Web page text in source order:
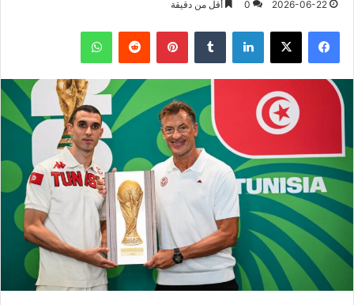
2026-06-22
0 أقل من دقيقة
فيسبوك X لينكدإن بينتيريست واتساب